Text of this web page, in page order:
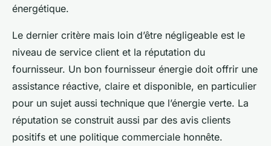
énergétique.
Le dernier critère mais loin d’être négligeable est le
niveau de service client et la réputation du
fournisseur. Un bon fournisseur énergie doit offrir une
assistance réactive, claire et disponible, en particulier
pour un sujet aussi technique que l’énergie verte. La
réputation se construit aussi par des avis clients
positifs et une politique commerciale honnête.